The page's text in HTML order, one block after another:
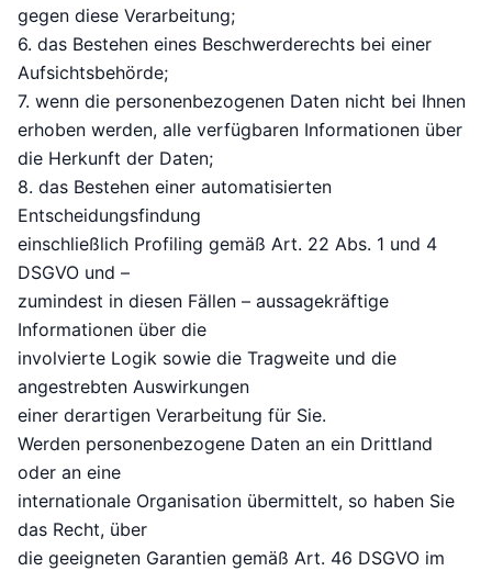
gegen diese Verarbeitung;
6. das Bestehen eines Beschwerderechts bei einer
Aufsichtsbehörde;
7. wenn die personenbezogenen Daten nicht bei Ihnen
erhoben werden, alle verfügbaren Informationen über
die Herkunft der Daten;
8. das Bestehen einer automatisierten
Entscheidungsfindung
einschließlich Profiling gemäß Art. 22 Abs. 1 und 4
DSGVO und –
zumindest in diesen Fällen – aussagekräftige
Informationen über die
involvierte Logik sowie die Tragweite und die
angestrebten Auswirkungen
einer derartigen Verarbeitung für Sie.
Werden personenbezogene Daten an ein Drittland
oder an eine
internationale Organisation übermittelt, so haben Sie
das Recht, über
die geeigneten Garantien gemäß Art. 46 DSGVO im